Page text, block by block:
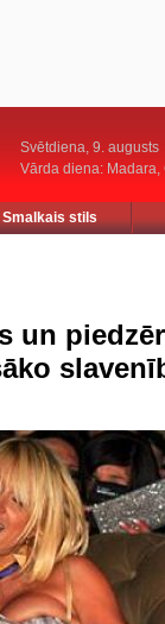
Svētdiena, 9. augusts
Vārda diena: Madara,
Smalkais stils
un